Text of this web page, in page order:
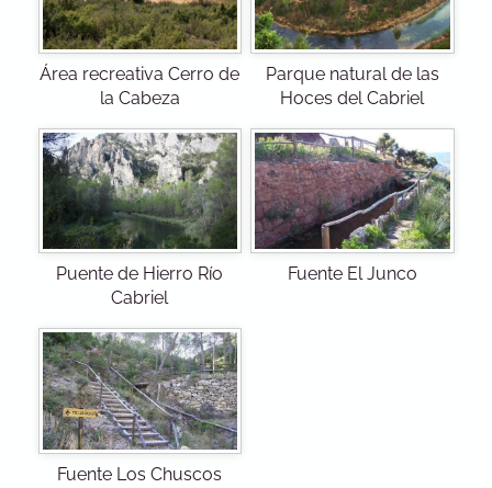
Área recreativa Cerro de
la Cabeza
Parque natural de las
Hoces del Cabriel
Puente de Hierro Río
Cabriel
Fuente El Junco
Fuente Los Chuscos